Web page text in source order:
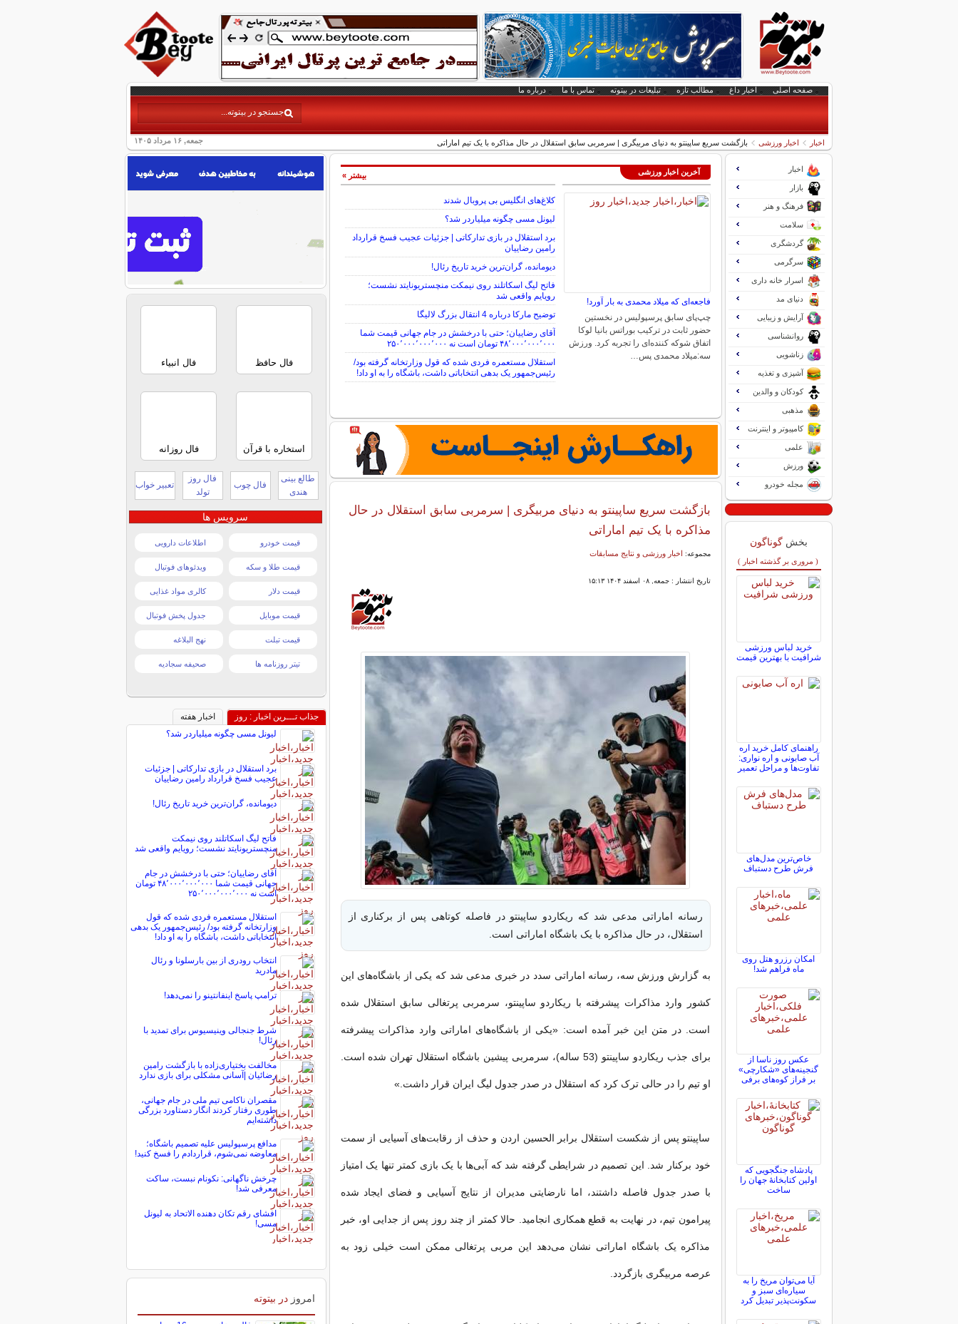
صفحه اصلی اخبار داغ مطالب تازه تبلیغات در بیتوته تماس با ما درباره ما
جمعه, ۱۶ مرداد ۱۴۰۵ اخبار اخبار ورزشی بازگشت سریع ساپینتو به دنیای مربیگری | سرمربی سابق استقلال در حال مذاکره با یک تیم اماراتی
آخرین اخبار ورزشی
فاجعه‌ای که میلاد محمدی به بار آورد!
چپ‌پای سابق پرسپولیس در نخستین
حضور ثابت در ترکیب بوراتس بانیا لوکا
اتفاق شوکه کننده‌ای را تجربه کرد. ورزش
سه:میلاد محمدی پس…
کلاغ‌های انگلیس بی پروبال شدند
لیونل مسی چگونه میلیاردر شد؟
برد استقلال در بازی تدارکاتی | جزئیات عجیب فسخ قرارداد
رامین رضاییان
دیومانده، گران‌ترین خرید تاریخ رئال!
فاتح لیگ اسکاتلند روی نیمکت منچستریونایتد نشست؛
رویایم واقعی شد
توضیح مارکا درباره 4 انتقال بزرگ لالیگا
آقای رضاییان؛ حتی با درخشش در جام جهانی قیمت شما
۴۸٬۰۰۰٬۰۰۰٬۰۰۰ تومان است نه ۲۵۰٬۰۰۰٬۰۰۰٬۰۰۰
استقلال مستعمره فردی شده که قول وزارتخانه گرفته بود/
رئیس‌جمهور یک بدهی انتخاباتی داشت، باشگاه را به او داد!
بیشتر »
بازگشت سریع ساپینتو به دنیای مربیگری | سرمربی سابق استقلال در حال
مذاکره با یک تیم اماراتی
مجموعه: اخبار ورزشی و نتایج مسابقات
تاریخ انتشار : جمعه, ۰۸ اسفند ۱۴۰۴ ۱۵:۱۳
رسانه اماراتی مدعی شد که ریکاردو ساپینتو در فاصله کوتاهی پس از برکناری از
استقلال، در حال مذاکره با یک باشگاه اماراتی است.
به گزارش ورزش سه، رسانه اماراتی سدد در خبری مدعی شد که یکی از باشگاه‌های این
کشور وارد مذاکرات پیشرفته با ریکاردو ساپینتو، سرمربی پرتغالی سابق استقلال شده
است. در متن این خبر آمده است: «یکی از باشگاه‌های اماراتی وارد مذاکرات پیشرفته
برای جذب ریکاردو ساپینتو (53 ساله)، سرمربی پیشین باشگاه استقلال تهران شده است.
او تیم را در حالی ترک کرد که استقلال در صدر جدول لیگ ایران قرار داشت.»
ساپینتو پس از شکست استقلال برابر الحسین اردن و حذف از رقابت‌های آسیایی از سمت
خود برکنار شد. این تصمیم در شرایطی گرفته شد که آبی‌ها با یک بازی کمتر تنها یک امتیاز
با صدر جدول فاصله داشتند، اما نارضایتی مدیران از نتایج آسیایی و فضای ایجاد شده
پیرامون تیم، در نهایت به قطع همکاری انجامید. حالا کمتر از چند روز پس از جدایی او، خبر
مذاکره یک باشگاه اماراتی نشان می‌دهد این مربی پرتغالی ممکن است خیلی زود به
عرصه مربیگری بازگردد.
اخبار
بازار
فرهنگ و هنر
سلامت
گردشگری
سرگرمی
اسرار خانه داری
دنیای مد
آرایش و زیبایی
روانشناسی
زناشویی
آشپزی و تغذیه
کودکان و والدین
مذهبی
کامپیوتر و اینترنت
علمی
ورزش
مجله خودرو
بخش گوناگون
( مروری بر گذشته اخبار )
خرید لباس ورزشی
شرافیت با بهترین قیمت
راهنمای کامل خرید اره
آب صابونی و اره نواری:
تفاوت‌ها و مراحل تعمیر
خاص‌ترین مدل‌های
فرش طرح دستباف
امکان رزرو هتل روی
ماه فراهم شد!
عکس روز ناسا از
گنجینه‌های «شکارچی»
بر فراز کوه‌های برفی
پادشاه جنگجویی که
اولین کتابخانۀ جهان را
ساخت
آیا می‌توان مریخ را به
سیاره‌ای سبز و
سکونت‌پذیر تبدیل کرد
فال حافظ فال انبیاء
استخاره با قرآن فال روزانه
طالع بینی
هندی
فال چوب
فال روز
تولد
تعبیر خواب
سرویس ها
قیمت خودرو اطلاعات دارویی
قیمت طلا و سکه ویدئوهای فوتبال
قیمت دلار کالری مواد غذایی
قیمت موبایل جدول پخش فوتبال
قیمت تبلت نهج البلاغه
تیتر روزنامه ها صحیفه سجادیه
جذاب تـــرین اخبار : روز
اخبار هفته
لیونل مسی چگونه میلیاردر شد؟
برد استقلال در بازی تدارکاتی | جزئیات
عجیب فسخ قرارداد رامین رضاییان
دیومانده، گران‌ترین خرید تاریخ رئال!
فاتح لیگ اسکاتلند روی نیمکت
منچستریونایتد نشست؛ رویایم واقعی شد
آقای رضاییان؛ حتی با درخشش در جام
جهانی قیمت شما ۴۸٬۰۰۰٬۰۰۰٬۰۰۰ تومان
است نه ۲۵۰٬۰۰۰٬۰۰۰٬۰۰۰
استقلال مستعمره فردی شده که قول
وزارتخانه گرفته بود/ رئیس‌جمهور یک بدهی
انتخاباتی داشت، باشگاه را به او داد!
انتخاب رودری از بین بارسلونا و رئال
مادرید
ترامپ پاسخ اینفانتینو را نمی‌دهد!
شرط جنجالی وینیسیوس برای تمدید با
رئال!
مخالفت بختیاری‌زاده با بازگشت رامین
رضائیان |آسانی مشکلی برای بازی ندارد
مقصران ناکامی تیم ملی در جام جهانی،
طوری رفتار کردند انگار دستاورد بزرگی
داشته‌ایم
مدافع پرسپولیس علیه تصمیم باشگاه؛
معاوضه نمی‌شوم، قراردادم را فسخ کنید!
چرخش ناگهانی: نکونام نبست، ساکت
معرفی شد!
افشای رقم تکان دهنده الاتحاد به لیونل
مسی!
امروز در بیتوته